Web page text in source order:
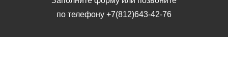
по телефону +7(812)643-42-76